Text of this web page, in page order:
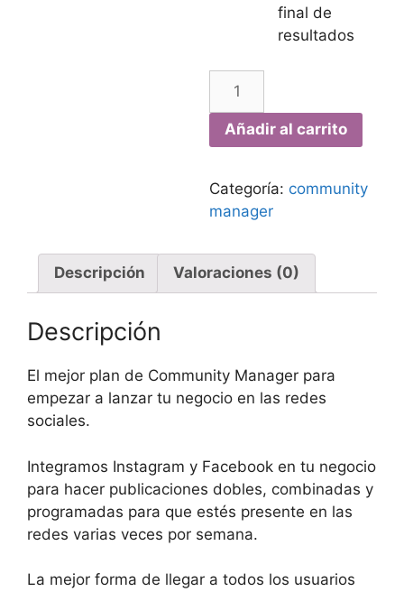
final de
resultados
Añadir al carrito
Categoría: community
manager
Descripción Valoraciones (0)
Descripción
El mejor plan de Community Manager para
empezar a lanzar tu negocio en las redes
sociales.
Integramos Instagram y Facebook en tu negocio
para hacer publicaciones dobles, combinadas y
programadas para que estés presente en las
redes varias veces por semana.
La mejor forma de llegar a todos los usuarios